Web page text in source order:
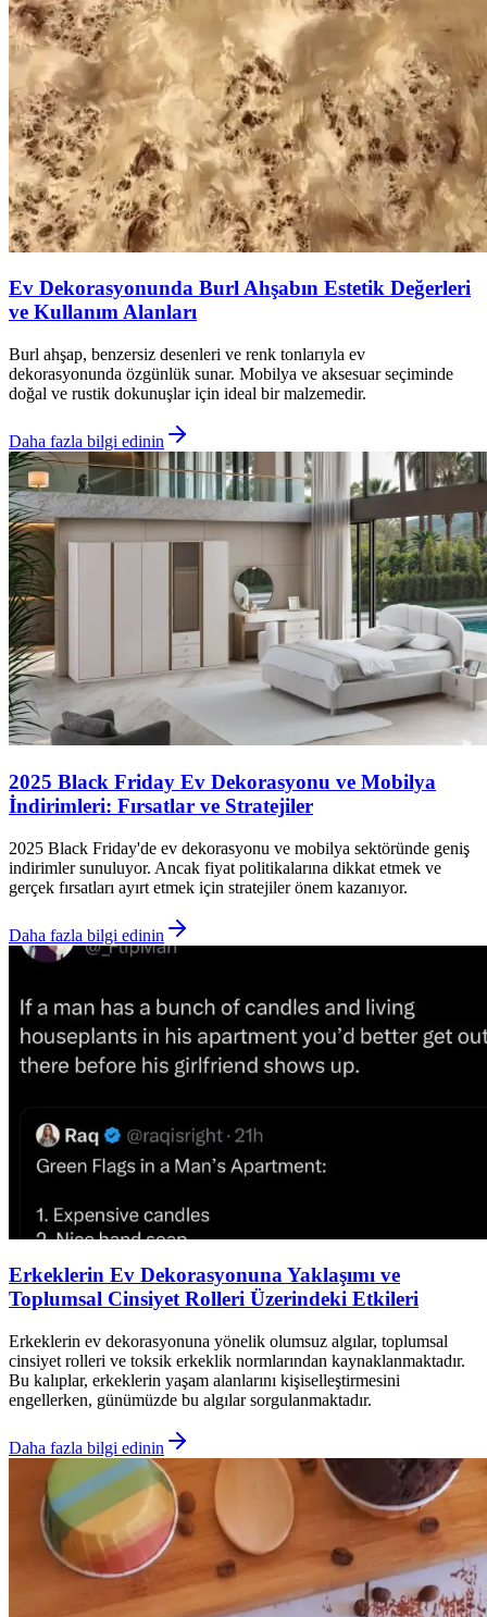
Ev Dekorasyonunda Burl Ahşabın Estetik Değerleri
ve Kullanım Alanları
Burl ahşap, benzersiz desenleri ve renk tonlarıyla ev
dekorasyonunda özgünlük sunar. Mobilya ve aksesuar seçiminde
doğal ve rustik dokunuşlar için ideal bir malzemedir.
Daha fazla bilgi edinin
2025 Black Friday Ev Dekorasyonu ve Mobilya
İndirimleri: Fırsatlar ve Stratejiler
2025 Black Friday'de ev dekorasyonu ve mobilya sektöründe geniş
indirimler sunuluyor. Ancak fiyat politikalarına dikkat etmek ve
gerçek fırsatları ayırt etmek için stratejiler önem kazanıyor.
Daha fazla bilgi edinin
Erkeklerin Ev Dekorasyonuna Yaklaşımı ve
Toplumsal Cinsiyet Rolleri Üzerindeki Etkileri
Erkeklerin ev dekorasyonuna yönelik olumsuz algılar, toplumsal
cinsiyet rolleri ve toksik erkeklik normlarından kaynaklanmaktadır.
Bu kalıplar, erkeklerin yaşam alanlarını kişiselleştirmesini
engellerken, günümüzde bu algılar sorgulanmaktadır.
Daha fazla bilgi edinin